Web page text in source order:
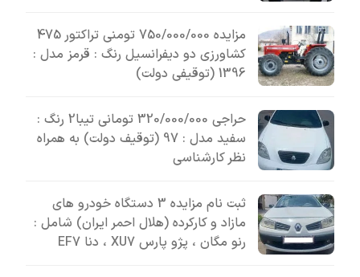
مزایده 750/000/000 تومنی تراکتور 475
کشاورزی دو دیفرانسیل رنگ : قرمز مدل :
1396 (توقیفی دولت)
حراجی 320/000/000 تومانی تیبا2 رنگ :
سفید مدل : 97 (توقیف دولت) به همراه
نظر کارشناسی
ثبت نام مزایده 3 دستگاه خودرو های
مازاد و کارکرده (هلال احمر ایران) شامل :
رنو مگان ، پژو پارس XU7 ، دنا EF7